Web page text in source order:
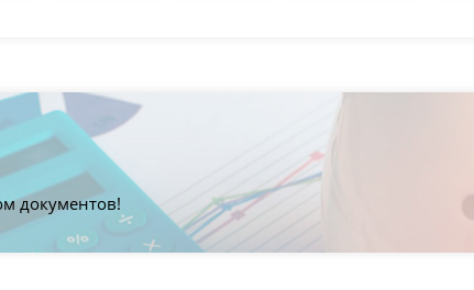
документов!